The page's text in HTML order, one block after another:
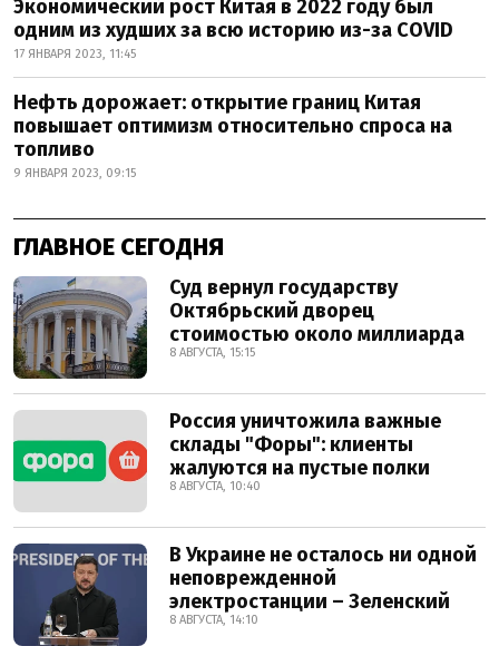
Экономический рост Китая в 2022 году был
одним из худших за всю историю из-за COVID
17 ЯНВАРЯ 2023, 11:45
Нефть дорожает: открытие границ Китая
повышает оптимизм относительно спроса на
топливо
9 ЯНВАРЯ 2023, 09:15
ГЛАВНОЕ СЕГОДНЯ
Суд вернул государству
Октябрьский дворец
стоимостью около миллиарда
8 АВГУСТА, 15:15
Россия уничтожила важные
склады "Форы": клиенты
жалуются на пустые полки
8 АВГУСТА, 10:40
В Украине не осталось ни одной
неповрежденной
электростанции – Зеленский
8 АВГУСТА, 14:10